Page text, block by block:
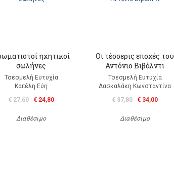
ηχητικοί
σωλήνες
Τσεσμελή Ευτυχία
Καπέλη Εύη
€ 27,60
€ 24,80
Διαθέσιμο
Οι τέσσερις εποχές του
Αντόνιο Βιβάλντι
Τσεσμελή Ευτυχία
Δασκαλάκη Κωνσταντίνα
€ 37,80
€ 34,00
Διαθέσιμο